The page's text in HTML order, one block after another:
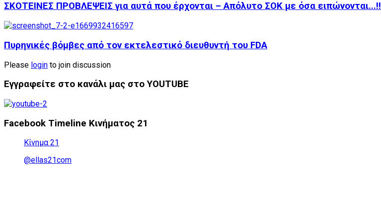
ΣΚΟΤΕΙΝΕΣ ΠΡΟΒΛΕΨΕΙΣ για αυτά που έρχονται – Απόλυτο ΣΟΚ με όσα ειπώνονται...!!
Πυρηνικές βόμβες από τον εκτελεστικό διευθυντή του FDA
Please login to join discussion
Εγγραφείτε στο κανάλι μας στο YOUTUBE
Facebook Timeline Κινήματος 21
Κίνημα 21
@ellas21com